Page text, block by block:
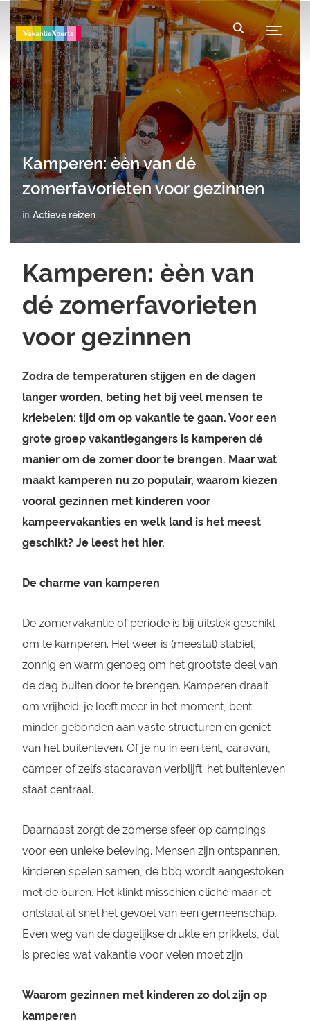
Kamperen: èèn van dé
zomerfavorieten voor gezinnen
in Actieve reizen
Kamperen: èèn van
dé zomerfavorieten
voor gezinnen
Zodra de temperaturen stijgen en de dagen
langer worden, beting het bij veel mensen te
kriebelen: tijd om op vakantie te gaan. Voor een
grote groep vakantiegangers is kamperen dé
manier om de zomer door te brengen. Maar wat
maakt kamperen nu zo populair, waarom kiezen
vooral gezinnen met kinderen voor
kampeervakanties en welk land is het meest
geschikt? Je leest het hier.
De charme van kamperen
De zomervakantie of periode is bij uitstek geschikt
om te kamperen. Het weer is (meestal) stabiel,
zonnig en warm genoeg om het grootste deel van
de dag buiten door te brengen. Kamperen draait
om vrijheid: je leeft meer in het moment, bent
minder gebonden aan vaste structuren en geniet
van het buitenleven. Of je nu in een tent, caravan,
camper of zelfs stacaravan verblijft: het buitenleven
staat centraal.
Daarnaast zorgt de zomerse sfeer op campings
voor een unieke beleving. Mensen zijn ontspannen,
kinderen spelen samen, de bbq wordt aangestoken
met de buren. Het klinkt misschien cliché maar et
ontstaat al snel het gevoel van een gemeenschap.
Even weg van de dagelijkse drukte en prikkels, dat
is precies wat vakantie voor velen moet zijn.
Waarom gezinnen met kinderen zo dol zijn op
kamperen